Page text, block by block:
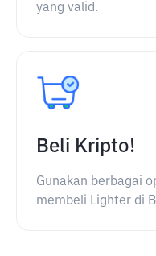
yang valid.
Beli Kripto!
Gunakan berbagai
membeli Lighter di